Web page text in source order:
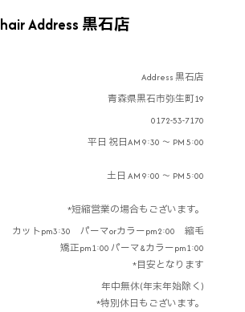
hair Address 黒石店
Address 黒石店
青森県黒石市弥生町19
0172-53-7170
平日 祝日AM 9:30 ～ PM 5:00
土日 AM 9:00 ～ PM 5:00
*短縮営業の場合もございます。
カットpm3:30 パーマorカラーpm2:00 縮毛
矯正pm1:00 パーマ&カラーpm1:00
*目安となります
年中無休(年末年始除く)
*特別休日もございます。